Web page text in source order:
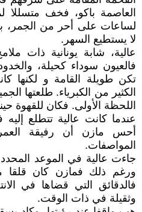
العاصمة باكو، فخف
لساعات على أحر من الجمر،
لا يستطيع السهر.
عالية، شابة يونانية ذات
فالعيون سوداء كحيلة،
تكن طويلة القامة و لكنها
الكثير من الكبرياء. طلعتها
اللحظة الأولى. فكان للقهوة
عندما كانت عالية تتطلع
أحس مازن أن رفيقة
المواصفات.
جاءت عالية في الموعد
ورغم ذلك فمازن كان
فالدقائق التي قضاها في
وثقيلة في ذات الوقت.